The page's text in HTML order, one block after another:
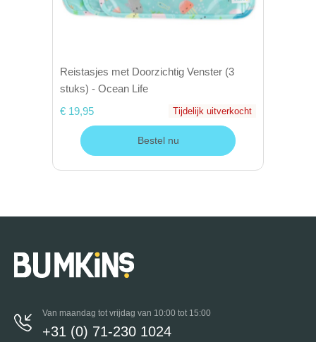
Reistasjes met Doorzichtig Venster (3
stuks) - Ocean Life
€ 19,95
Tijdelijk uitverkocht
Bestel nu
Van maandag tot vrijdag van 10:00 tot 15:00
+31 (0) 71-230 1024